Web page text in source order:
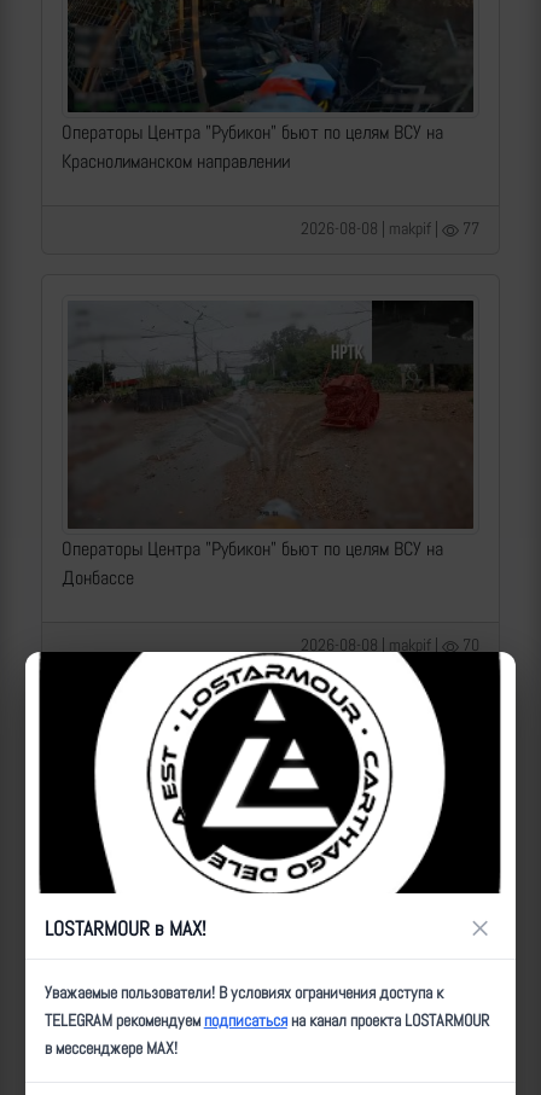
Операторы Центра "Рубикон" бьют по целям ВСУ на
Краснолиманском направлении
2026-08-08 | makpif | 77
Операторы Центра "Рубикон" бьют по целям ВСУ на
Донбассе
2026-08-08 | makpif | 70
Операторы Центра "Рубикон" бьют по целям ВСУ на
Сумском направлении
LOSTARMOUR в MAX! ×
Уважаемые пользователи! В условиях ограничения доступа к
TELEGRAM рекомендуемподписатьсяна канал проекта LOSTARMOUR
в мессенджере MAX!